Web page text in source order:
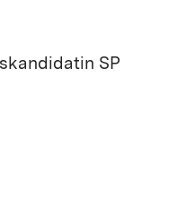
SP